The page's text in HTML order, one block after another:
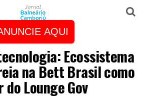
AQUI
Ecossistema
na Bett Brasil como
Lounge Gov